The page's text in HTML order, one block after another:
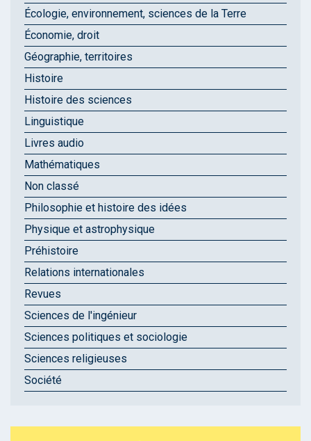
Écologie, environnement, sciences de la Terre
Économie, droit
Géographie, territoires
Histoire
Histoire des sciences
Linguistique
Livres audio
Mathématiques
Non classé
Philosophie et histoire des idées
Physique et astrophysique
Préhistoire
Relations internationales
Revues
Sciences de l'ingénieur
Sciences politiques et sociologie
Sciences religieuses
Société